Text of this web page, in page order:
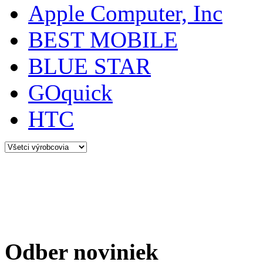
Apple Computer, Inc
BEST MOBILE
BLUE STAR
GOquick
HTC
Odber noviniek